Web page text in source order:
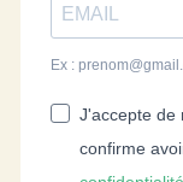
Ex :
J'accepte de
confirme